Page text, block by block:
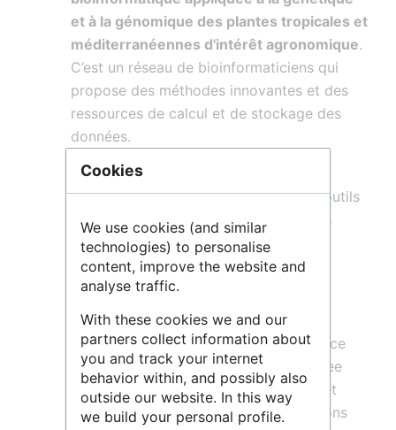
et à la génomique des plantes tropicales et
méditerranéennes d'intérêt agronomique.
C’est un réseau de bioinformaticiens qui
propose des méthodes innovantes et des
ressources de calcul et de stockage des
données.
La plateforme assure :
Le développement de méthodes et outils
originaux pour l’analyse des données
moléculaires dans les domaines de
l’annotation des génomes et des
transcriptomes, de la phylogénie, du
génotypage par séquençage,…
Le développement de hubs par espèce
végétale (Banana genome hub, Coffee
genome hub,..) où sont regroupées et
rendues interopérables les applications
Cookies
We use cookies (and similar
technologies) to personalise
content, improve the website and
analyse traffic.
With these cookies we and our
partners collect information about
you and track your internet
behavior within, and possibly also
outside our website. In this way
we build your personal profile.